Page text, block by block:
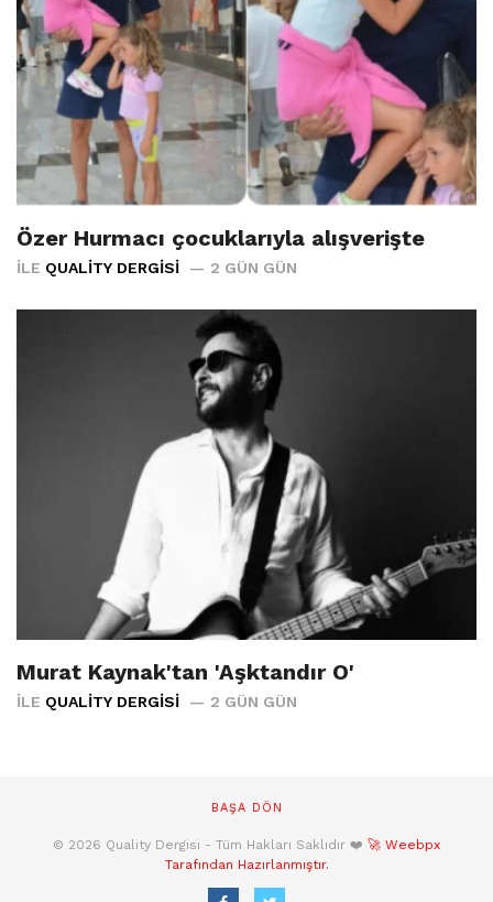
Özer Hurmacı çocuklarıyla alışverişte
İLE QUALITY DERGISI 2 GÜN GÜN
Murat Kaynak'tan 'Aşktandır O'
İLE QUALITY DERGISI 2 GÜN GÜN
BAŞA DÖN
© 2026 Quality Dergisi - Tüm Hakları Saklıdır ❤️ 🚀 Weebpx
Tarafından Hazırlanmıştır.